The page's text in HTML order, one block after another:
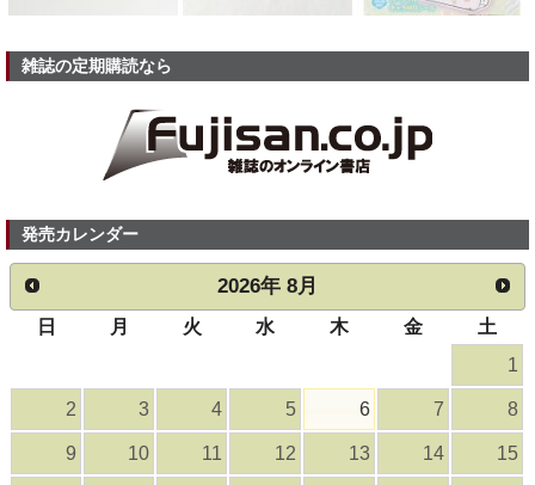
雑誌の定期購読なら
発売カレンダー
2026年 8月
日 月 火 水 木 金
土
1
2 3 4 5 6 7 8
9 10 11 12 13 14 15